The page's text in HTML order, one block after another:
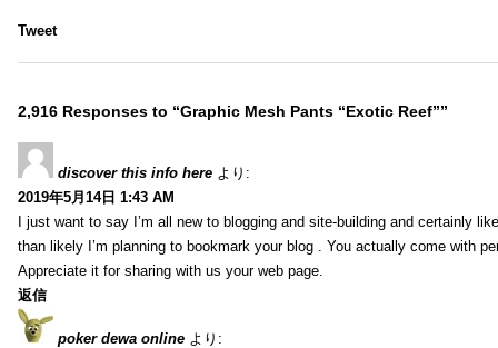
Tweet
2,916 Responses to “Graphic Mesh Pants “Exotic Reef””
discover this info here より:
2019年5月14日 1:43 AM
I just want to say I’m all new to blogging and site-building and certainly
than likely I’m planning to bookmark your blog . You actually come with
Appreciate it for sharing with us your web page.
返信
poker dewa online より: